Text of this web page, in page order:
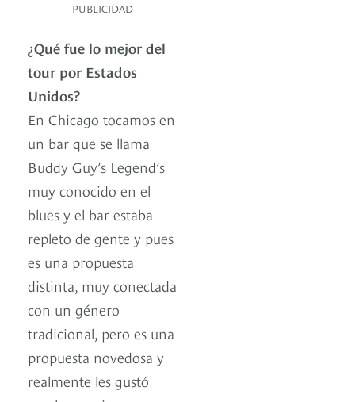
PUBLICIDAD
¿Qué fue lo mejor del
tour por Estados
Unidos?
En Chicago tocamos en
un bar que se llama
Buddy Guy’s Legend’s
muy conocido en el
blues y el bar estaba
repleto de gente y pues
es una propuesta
distinta, muy conectada
con un género
tradicional, pero es una
propuesta novedosa y
realmente les gustó